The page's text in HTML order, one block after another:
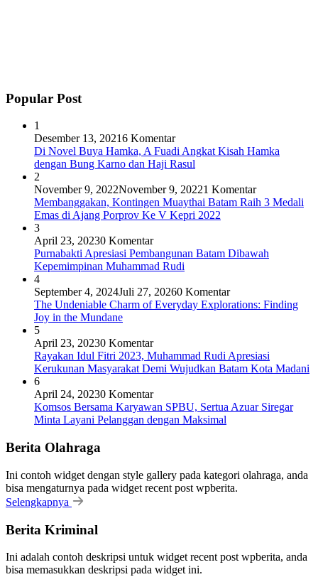
Popular Post
1
Desember 13, 20216 Komentar
Di Novel Buya Hamka, A Fuadi Angkat Kisah Hamka
dengan Bung Karno dan Haji Rasul
2
November 9, 2022November 9, 20221 Komentar
Membanggakan, Kontingen Muaythai Batam Raih 3 Medali
Emas di Ajang Porprov Ke V Kepri 2022
3
April 23, 20230 Komentar
Purnabakti Apresiasi Pembangunan Batam Dibawah
Kepemimpinan Muhammad Rudi
4
September 4, 2024Juli 27, 20260 Komentar
The Undeniable Charm of Everyday Explorations: Finding
Joy in the Mundane
5
April 23, 20230 Komentar
Rayakan Idul Fitri 2023, Muhammad Rudi Apresiasi
Kerukunan Masyarakat Demi Wujudkan Batam Kota Madani
6
April 24, 20230 Komentar
Komsos Bersama Karyawan SPBU, Sertua Azuar Siregar
Minta Layani Pelanggan dengan Maksimal
Berita Olahraga
Ini contoh widget dengan style gallery pada kategori olahraga, anda
bisa mengaturnya pada widget recent post wpberita.
Selengkapnya
Berita Kriminal
Ini adalah contoh deskripsi untuk widget recent post wpberita, anda
bisa memasukkan deskripsi pada widget ini.